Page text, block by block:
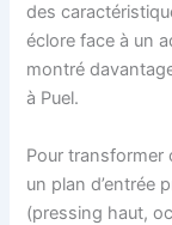
des
éclore face à un
montré
à Puel.
Pour transformer
un plan d’entrée
(pressing haut,